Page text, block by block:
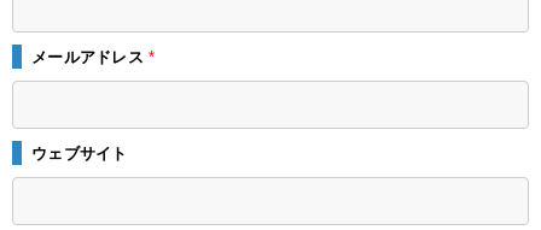
メールアドレス*
ウェブサイト